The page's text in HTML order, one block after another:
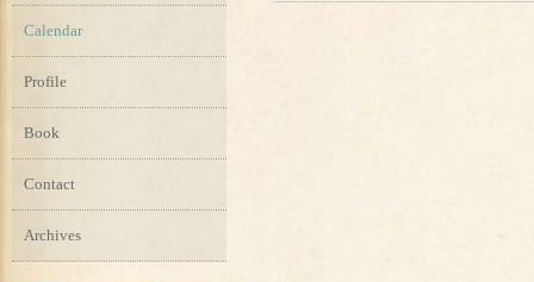
Calendar
Profile
Book
Contact
Archives